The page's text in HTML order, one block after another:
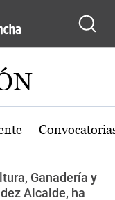
Ganadería y
Alcalde, ha